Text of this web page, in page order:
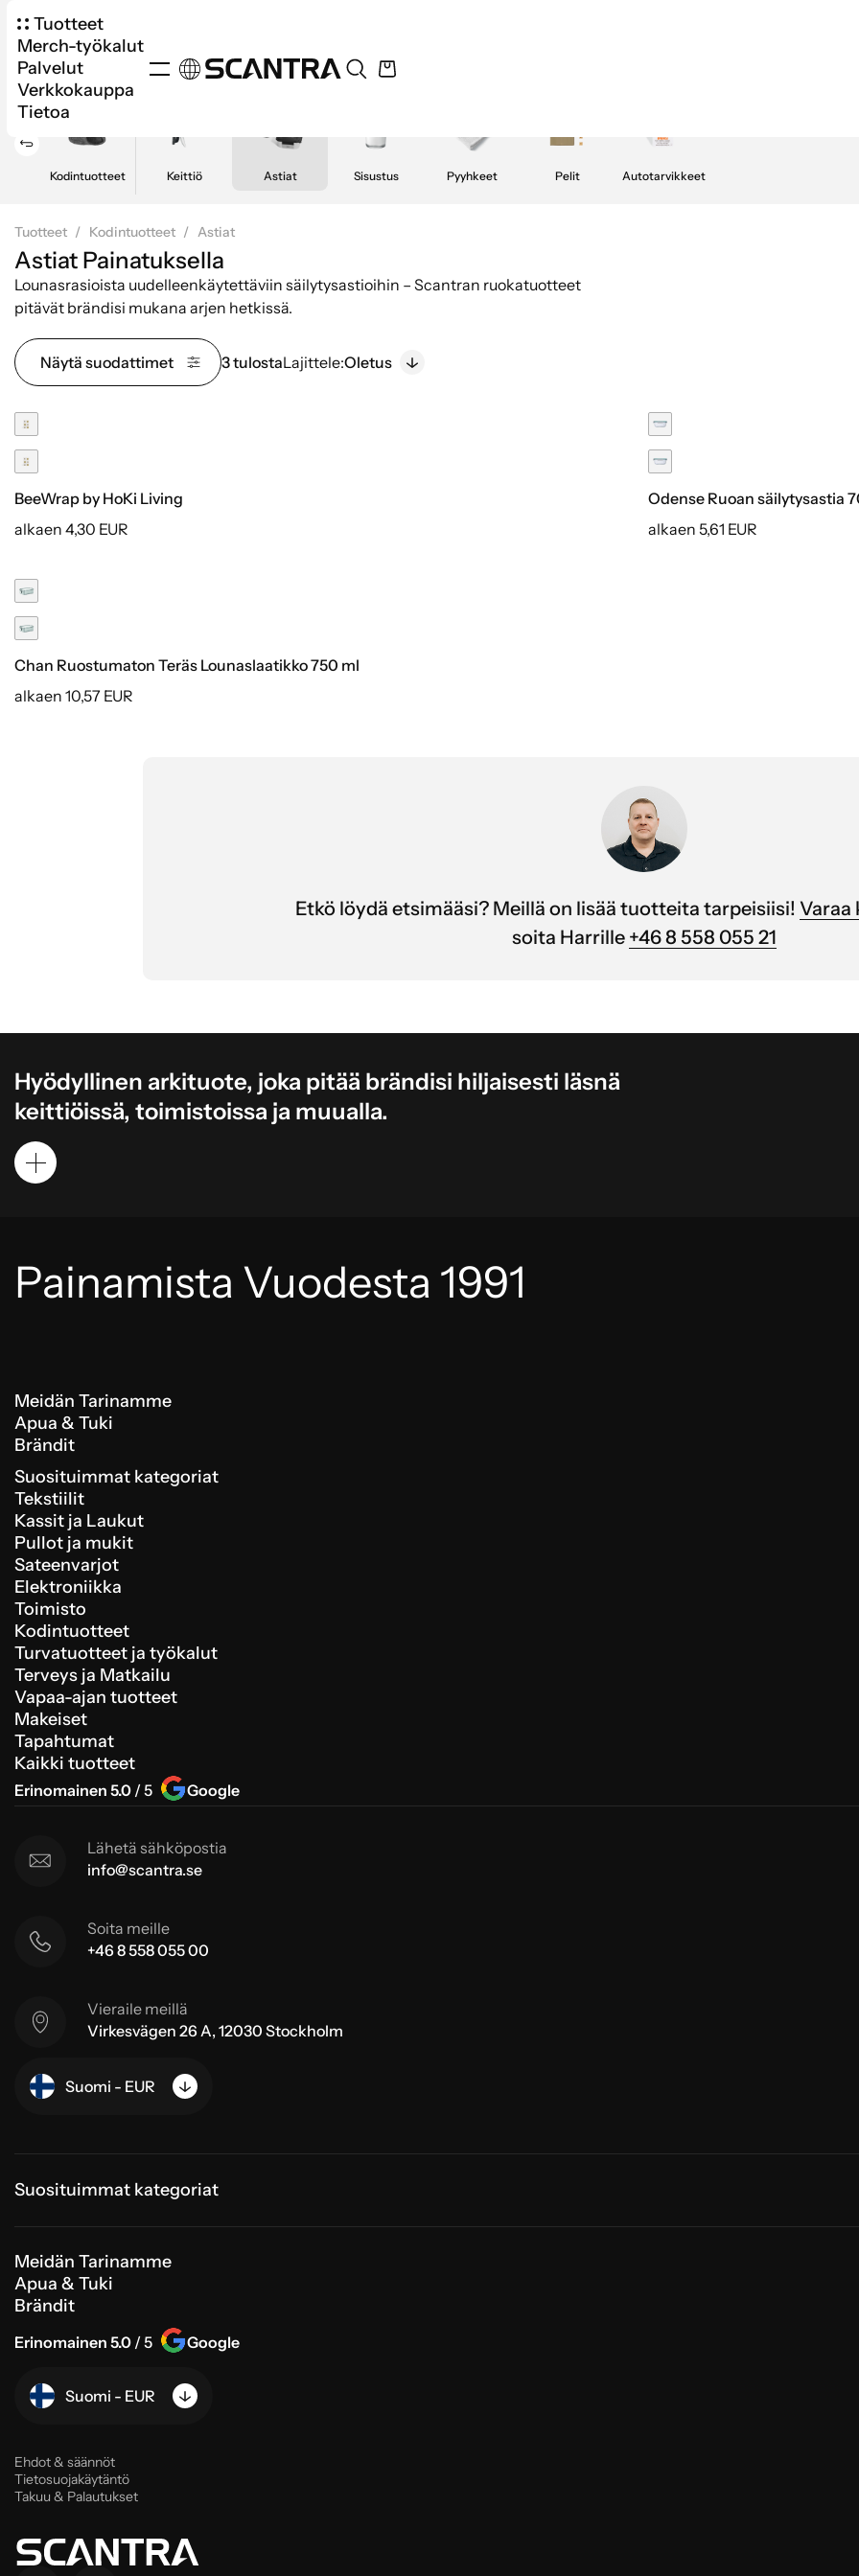
Tuotteet
Merch-työkalut
Palvelut
Verkkokauppa
Tietoa
Kodintuotteet Keittiö Astiat Sisustus Pyyhkeet Pelit Autotarvikkeet
Tuotteet Kodintuotteet Astiat
Astiat Painatuksella
Lounasrasioista uudelleenkäytettäviin säilytysastioihin – Scantran ruokatuotteet
pitävät brändisi mukana arjen hetkissä.
Näytä suodattimet 3 tulostaLajittele:Oletus
BeeWrap by HoKi Living
alkaen 4,30 EUR
Odense Ruoan säilytysastia
alkaen 5,61 EUR
Chan Ruostumaton Teräs Lounaslaatikko 750 ml
alkaen 10,57 EUR
Etkö löydä etsimääsi? Meillä on lisää tuotteita tarpeisiisi! Varaa
soita Harrille +46 8 558 055 21
Hyödyllinen arkituote, joka pitää brändisi hiljaisesti läsnä
keittiöissä, toimistoissa ja muualla.
Painamista Vuodesta 1991
Meidän Tarinamme
Apua & Tuki
Brändit
Suosituimmat kategoriat
Tekstiilit
Kassit ja Laukut
Pullot ja mukit
Sateenvarjot
Elektroniikka
Toimisto
Kodintuotteet
Turvatuotteet ja työkalut
Terveys ja Matkailu
Vapaa-ajan tuotteet
Makeiset
Tapahtumat
Kaikki tuotteet
Erinomainen 5.0 / 5 Google
Lähetä sähköpostia
info@scantra.se
Soita meille
+46 8 558 055 00
Vieraile meillä
Virkesvägen 26 A, 12030 Stockholm
Suomi - EUR
Suosituimmat kategoriat
Meidän Tarinamme
Apua & Tuki
Brändit
Erinomainen 5.0 / 5 Google
Suomi - EUR
Ehdot & säännöt
Tietosuojakäytäntö
Takuu & Palautukset